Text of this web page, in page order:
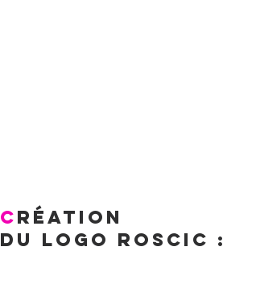
Création
du logo Roscic :